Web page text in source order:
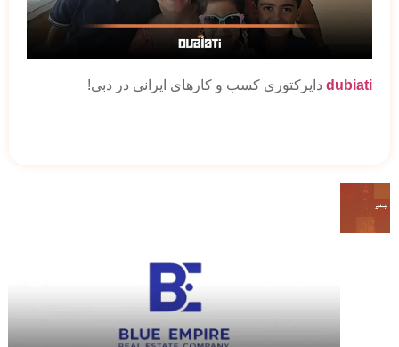
dubiati دایرکتوری کسب و کارهای ایرانی در دبی!